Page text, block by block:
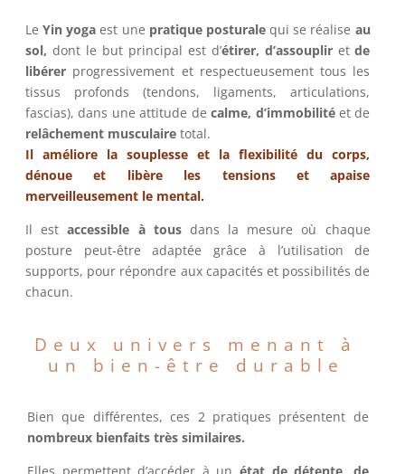
LeYin yoga est une pratique posturalequi se réalise au
sol, dont le but principal est d’étirer, d’assouplir etde
libérer progressivement et respectueusement tous les
tissus profonds (tendons, ligaments, articulations,
fascias), dans une attitude decalme, d’immobilitéet de
relâchement musculaire total.
Il améliore la souplesse et la flexibilité du corps,
dénoue et libère les tensions et apaise
merveilleusement le mental.
Il estaccessible à tousdans la mesure où chaque
posture peut-être adaptée grâce à l’utilisation de
supports, pour répondre aux capacités et possibilités de
chacun.
Deux univers menant à
un bien-être durable
Bien que différentes, ces 2 pratiques présentent de
nombreux bienfaits très similaires.